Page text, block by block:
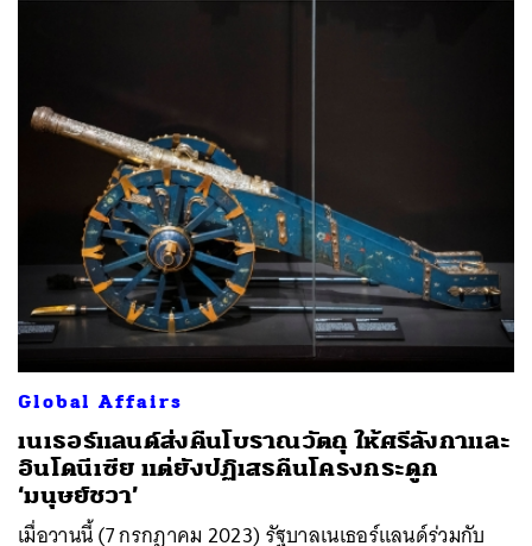
Global Affairs
เนเธอร์แลนด์ส่งคืนโบราณวัตถุ ให้ศรีลังกาและ
อินโดนีเซีย แต่ยังปฏิเสธคืนโครงกระดูก
‘มนุษย์ชวา’
เมื่อวานนี้ (7 กรกฎาคม 2023) รัฐบาลเนเธอร์แลนด์ร่วมกับ